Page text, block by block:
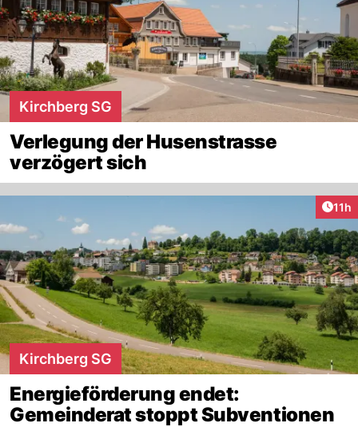
Kirchberg SG
Verlegung der Husenstrasse
verzögert sich
11h
Kirchberg SG
Energieförderung endet:
Gemeinderat stoppt Subventionen